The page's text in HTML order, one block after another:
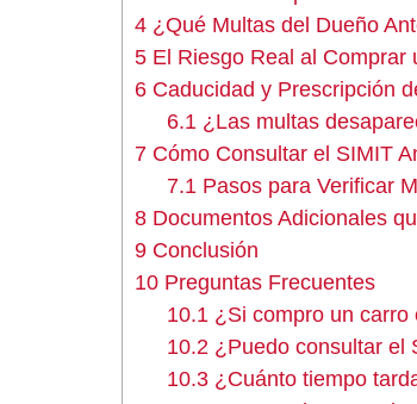
4 ¿Qué Multas del Dueño
5 El Riesgo Real al Comprar
6 Caducidad y Prescripción
6.1 ¿Las multas
7 Cómo Consultar el SIMIT
7.1 Pasos para Verificar
8 Documentos Adicionales
9 Conclusión
10 Preguntas Frecuentes
10.1 ¿Si compro un
10.2 ¿Puedo consultar el
10.3 ¿Cuánto tiempo